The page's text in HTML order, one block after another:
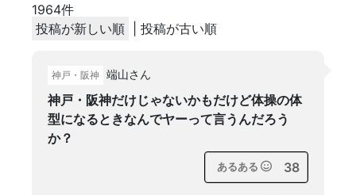
1964件
投稿が新しい順
投稿が古い順
神戸・阪神 端山さん
神戸・阪神だけじゃないかもだけど体操の体
型になるときなんでヤーって言うんだろう
か？
あるある 38